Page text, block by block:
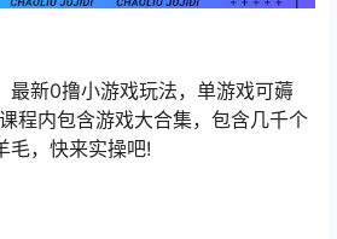
最新0撸小游戏玩法，单游戏可薅
程内包含游戏大合集，包含几千个
毛，快来实操吧!